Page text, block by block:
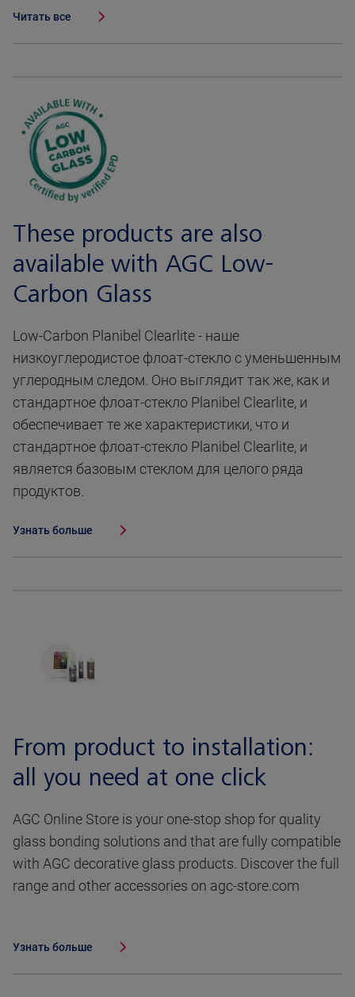
Читать все
These products are also
available with AGC Low-
Carbon Glass
Low-Carbon Planibel Clearlite - наше
низкоуглеродистое флоат-стекло с уменьшенным
углеродным следом. Оно выглядит так же, как и
стандартное флоат-стекло Planibel Clearlite, и
обеспечивает те же характеристики, что и
стандартное флоат-стекло Planibel Clearlite, и
является базовым стеклом для целого ряда
продуктов.
Узнать больше
From product to installation:
all you need at one click
AGC Online Store is your one-stop shop for quality
glass bonding solutions and that are fully compatible
with AGC decorative glass products. Discover the full
range and other accessories on agc-store.com
Узнать больше